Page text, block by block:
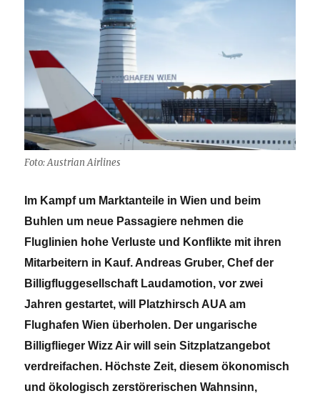
Foto: Austrian Airlines
Im Kampf um Marktanteile in Wien und beim
Buhlen um neue Passagiere nehmen die
Fluglinien hohe Verluste und Konflikte mit ihren
Mitarbeitern in Kauf. Andreas Gruber, Chef der
Billigfluggesellschaft Laudamotion, vor zwei
Jahren gestartet, will Platzhirsch AUA am
Flughafen Wien überholen. Der ungarische
Billigflieger Wizz Air will sein Sitzplatzangebot
verdreifachen. Höchste Zeit, diesem ökonomisch
und ökologisch zerstörerischen Wahnsinn,